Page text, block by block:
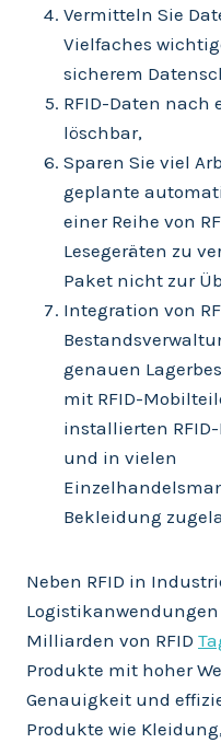
Vermitteln Sie
Vielfaches
sicherem
RFID-Daten nach
löschbar,
Sparen Sie viel
geplante
einer Reihe von
Lesegeräten zu
Paket nicht zur
Integration von
genauen
mit RFID-
installierten
und in vielen
Bekleidung
Neben RFID in
Milliarden von RFID
Produkte mit hoher
Genauigkeit und
Produkte wie